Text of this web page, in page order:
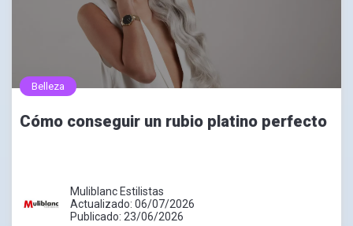
Belleza
Cómo conseguir un rubio platino perfecto
Muliblanc Estilistas
Actualizado: 06/07/2026
Publicado: 23/06/2026